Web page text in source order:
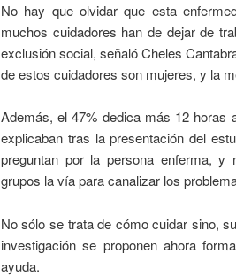
No hay que olvidar que esta
muchos cuidadores han de dejar de
exclusión social, señaló Cheles
de estos cuidadores son mujeres, y la
Además, el 47% dedica más 12
explicaban tras la presentación del
preguntan por la persona enferma,
grupos la vía para canalizar los
No sólo se trata de cómo cuidar sino,
investigación se proponen ahora
ayuda.